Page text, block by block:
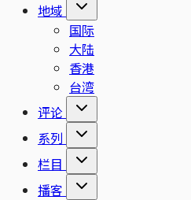
地域
国际
大陆
香港
台湾
评论
系列
栏目
播客